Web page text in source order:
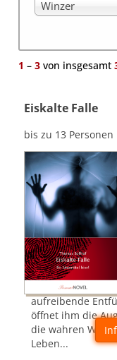
Winzer
1 –3 von insgesamt
Eiskalte Falle
bis zu 13 Personen
aufreibende
öffnet ihm die
die wahren
Leben...